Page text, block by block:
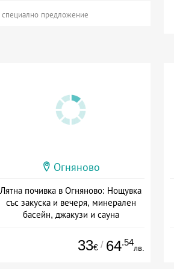
специално предложение
Огняново
Лятна почивка в Огняново: Нощувка
със закуска и вечеря, минерален
басейн, джакузи и сауна
33€ / 64.54
лв.